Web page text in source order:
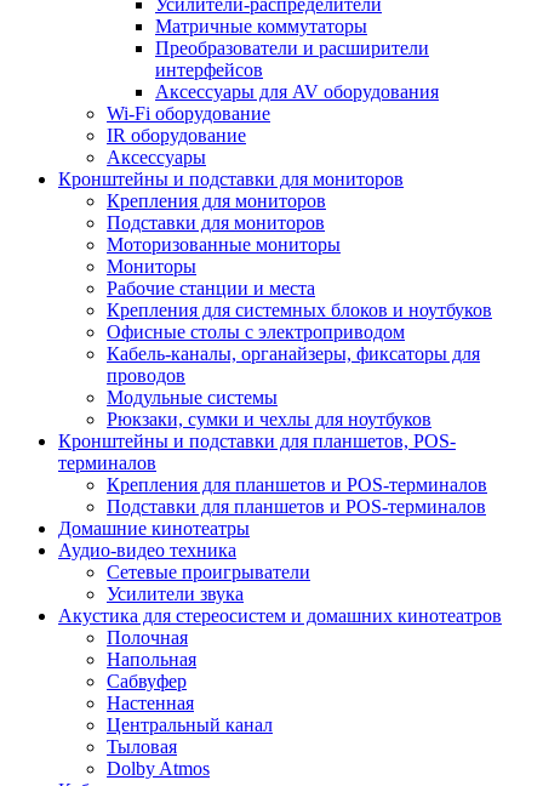
Матричные коммутаторы
Преобразователи и расширители
интерфейсов
Аксессуары для AV оборудования
Wi-Fi оборудование
IR оборудование
Аксессуары
Кронштейны и подставки для мониторов
Крепления для мониторов
Подставки для мониторов
Моторизованные мониторы
Мониторы
Рабочие станции и места
Крепления для системных блоков и ноутбуков
Офисные столы с электроприводом
Кабель-каналы, органайзеры, фиксаторы для
проводов
Модульные системы
Рюкзаки, сумки и чехлы для ноутбуков
Кронштейны и подставки для планшетов, POS-
терминалов
Крепления для планшетов и POS-терминалов
Подставки для планшетов и POS-терминалов
Домашние кинотеатры
Аудио-видео техника
Сетевые проигрыватели
Усилители звука
Акустика для стереосистем и домашних кинотеатров
Полочная
Напольная
Сабвуфер
Настенная
Центральный канал
Тыловая
Dolby Atmos